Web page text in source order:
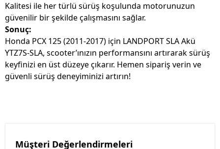
Kalitesi ile her türlü sürüş koşulunda motorunuzun
güvenilir bir şekilde çalışmasını sağlar.
Sonuç:
Honda PCX 125 (2011-2017) için LANDPORT SLA Akü
YTZ7S-SLA, scooter’ınızın performansını artırarak sürüş
keyfinizi en üst düzeye çıkarır. Hemen sipariş verin ve
güvenli sürüş deneyiminizi artırın!
Müşteri Değerlendirmeleri